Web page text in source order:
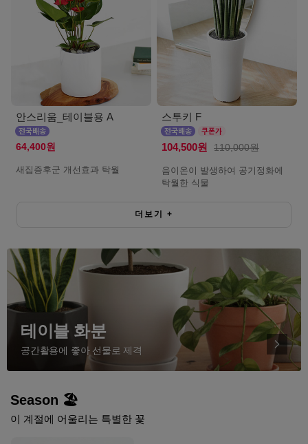
안스리움_테이블용 A
64,400원
새집증후군 개선효과 탁월
스투키 F
104,500원 110,000원
음이온이 발생하여 공기정화에
탁월한 식물
더보기 +
테이블 화분
공간활용에 좋아 선물로 제격
Season 🏖️
이 계절에 어울리는 특별한 꽃